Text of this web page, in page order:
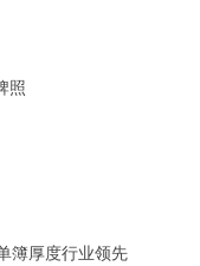
照
簿厚度行业领先